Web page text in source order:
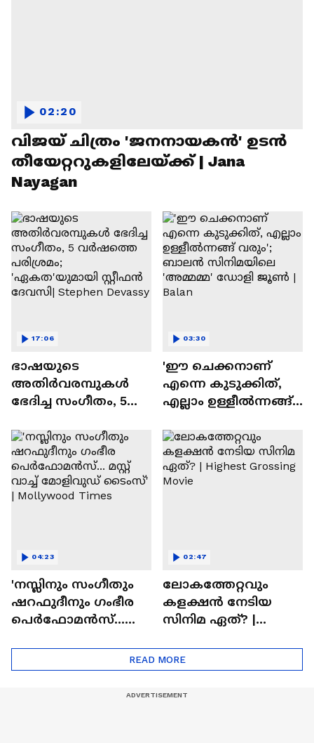
വിജയ് ചിത്രം 'ജനനായകൻ' ഉടൻ
തീയേറ്ററുകളിലേയ്ക്ക് | Jana
Nayagan
02:20
ഭാഷയുടെ
അതിർവരമ്പുകൾ
ഭേദിച്ച സംഗീതം, 5
'ഏകത'യുമായി
സ്റ്റീഫൻ ദേവസി|
Stephen Devassy
17:06
'ഈ ചെക്കനാണ്
എന്നെ കുടുക്കിത്,
എല്ലാം ഉള്ളീൽന്നങ്ങ്
സിനിമയിലെ
'അമ്മമ്മ' ഡോളി
ജൂൺ | Balan
03:30
'നസ്ലിനും സംഗീതും
ഷറഫുദീനും ഗംഭീര
പെർഫോമൻസ്...
ടൈംസ്' | Mollywood
Times
04:23
ലോകത്തേറ്റവും
കളക്ഷൻ നേടിയ
സിനിമ ഏത്? |
Movie
02:47
READ MORE